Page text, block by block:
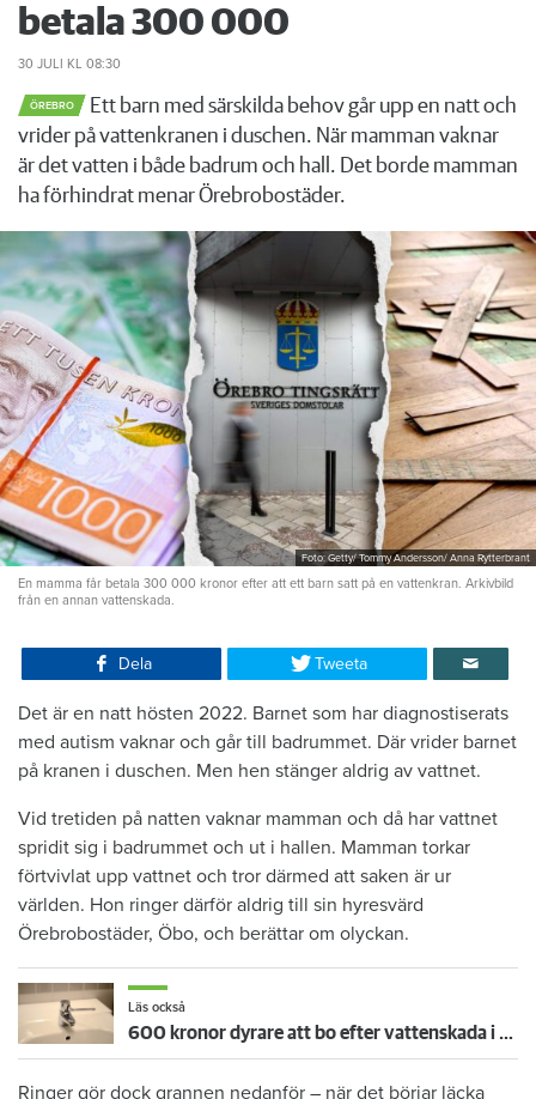
betala 300 000
30 JULI KL 08:30
ÖREBRO
Ett barn med särskilda behov går upp en natt och
vrider på vattenkranen i duschen. När mamman vaknar
är det vatten i både badrum och hall. Det borde mamman
ha förhindrat menar Örebrobostäder.
Foto: Getty/ Tommy Andersson/ Anna Rytterbrant
En mamma får betala 300 000 kronor efter att ett barn satt på en vattenkran. Arkivbild
från en annan vattenskada.
Dela Tweeta
Det är en natt hösten 2022. Barnet som har diagnostiserats
med autism vaknar och går till badrummet. Där vrider barnet
på kranen i duschen. Men hen stänger aldrig av vattnet.
Vid tretiden på natten vaknar mamman och då har vattnet
spridit sig i badrummet och ut i hallen. Mamman torkar
förtvivlat upp vattnet och tror därmed att saken är ur
världen. Hon ringer därför aldrig till sin hyresvärd
Örebrobostäder, Öbo, och berättar om olyckan.
Läs också
600 kronor dyrare att bo efter vattenskada i Varberg
Ringer gör dock grannen nedanför – när det börjar läcka